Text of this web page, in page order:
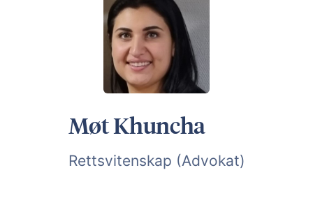
Eksamenshjelp
Bli privatlærer
Møt Khuncha
Rettsvitenskap (Advokat)